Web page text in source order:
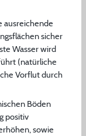
ausreichende
sicher
Wasser wird
(natürliche
Vorflut durch
Böden
positiv
sowie